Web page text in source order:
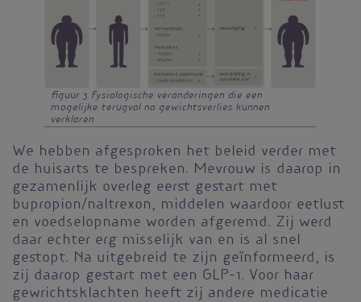
figuur 3 Fysiologische veranderingen die een
mogelijke terugval na gewichtsverlies kunnen
verklaren
We hebben afgesproken het beleid verder met
de huisarts te bespreken. Mevrouw is daarop in
gezamenlijk overleg eerst gestart met
bupropion/naltrexon, middelen waardoor eetlust
en voedselopname worden afgeremd. Zij werd
daar echter erg misselijk van en is al snel
gestopt. Na uitgebreid te zijn geïnformeerd, is
zij daarop gestart met een GLP-1. Voor haar
gewrichtsklachten heeft zij andere medicatie